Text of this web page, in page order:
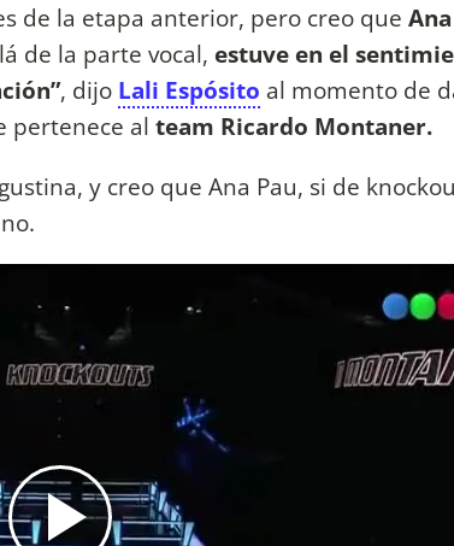
de la etapa anterior, pero creo que Ana
de la parte vocal, estuve en el
, dijo Lali Espósito al momento de
pertenece al team Ricardo Montaner.
y creo que Ana Pau, si de